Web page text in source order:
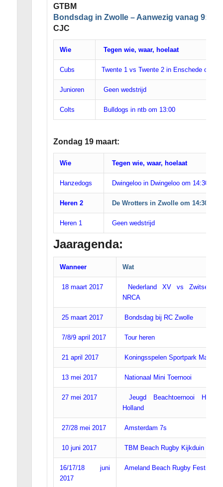
GTBM
Bondsdag in Zwolle – Aanwezig vanag 9:30
CJC
Wie Tegen wie, waar, hoelaat
Cubs Twente 1 vs Twente 2 in Enschede om
Junioren Geen wedstrijd
Colts Bulldogs in ntb om 13:00
Zondag 19 maart:
Wie Tegen wie, waar, hoelaat
Hanzedogs Dwingeloo in Dwingeloo om 14:30
Heren 2 De Wrotters in Zwolle om 14:30
Heren 1 Geen wedstrijd
Jaaragenda:
Wanneer Wat
18 maart 2017
Nederland XV vs
NRCA
25 maart 2017 Bondsdag bij RC Zwolle
7/8/9 april 2017 Tour heren
21 april 2017 Koningsspelen Sportpark
13 mei 2017 Nationaal Mini Toernooi
27 mei 2017
Jeugd Beachtoernooi Hoek
Holland
27/28 mei 2017 Amsterdam 7s
10 juni 2017 TBM Beach Rugby Kijkduin
16/17/18 juni
2017
Ameland Beach Rugby Festival